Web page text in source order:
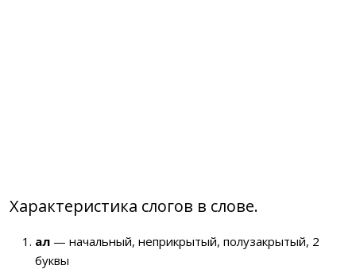
Характеристика слогов в слове.
ал — начальный, неприкрытый, полузакрытый, 2
буквы